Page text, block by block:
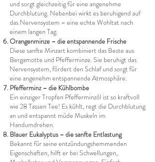
und sorgt gleichzeitig für eine angenehme
Durchblutung. Nebenbei wirkt es beruhigend auf
das Nervensystem – eine echte Wohltat nach
einem langen Tag.
Orangenminze – die entspannende Frische
Diese sanfte Minzart kombiniert das Beste aus
Bergamotte und Pfefferminze. Sie beruhigt das
Nervensystem, fördert den Schlaf und sorgt für
eine angenehm entspannende Atmosphäre.
Pfefferminz – die Kühlbombe
Ein einziger Tropfen Pfefferminzöl ist so kraftvoll
wie 28 Tassen Tee! Es kühlt, regt die Durchblutung
an und entspannt müde Muskeln im
Handumdrehen.
Blauer Eukalyptus – die sanfte Entlastung
Bekannt für seine entzündungshemmenden
Eigenschaften, hilft er bei Schwellungen,